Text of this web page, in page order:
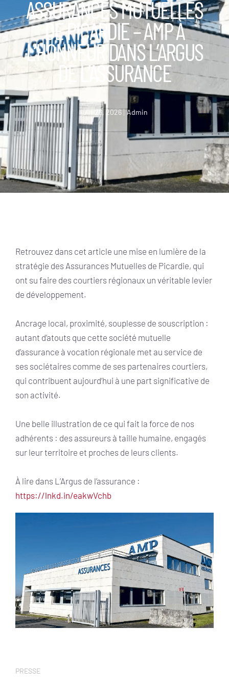
ASSURANCES MUTUELLES
DE PICARDIE – AMP À
L’HONNEUR DANS L’ARGUS
DE L’ASSURANCE
juin 26, 2026 Admin
Retrouvez dans cet article une mise en lumière de la
stratégie des Assurances Mutuelles de Picardie, qui
ont su faire des courtiers régionaux un véritable levier
de développement.
Ancrage local, proximité, souplesse de souscription :
autant d’atouts que cette société mutuelle
d’assurance à vocation régionale met au service de
ses sociétaires comme de ses partenaires courtiers,
qui contribuent aujourd’hui à une part significative de
son activité.
Une belle illustration de ce qui fait la force de nos
adhérents : des assureurs à taille humaine, engagés
sur leur territoire et proches de leurs clients.
À lire dans L’Argus de l’assurance :
https://lnkd.in/eakwVchb
PRESSE